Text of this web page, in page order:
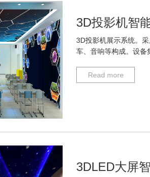
3D投影机智
3D投影机展示系统。
车、音响等构成。设备
Read more
3DLED大屏